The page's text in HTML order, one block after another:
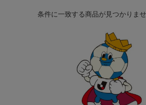
条件に一致する商品が見つかりませ